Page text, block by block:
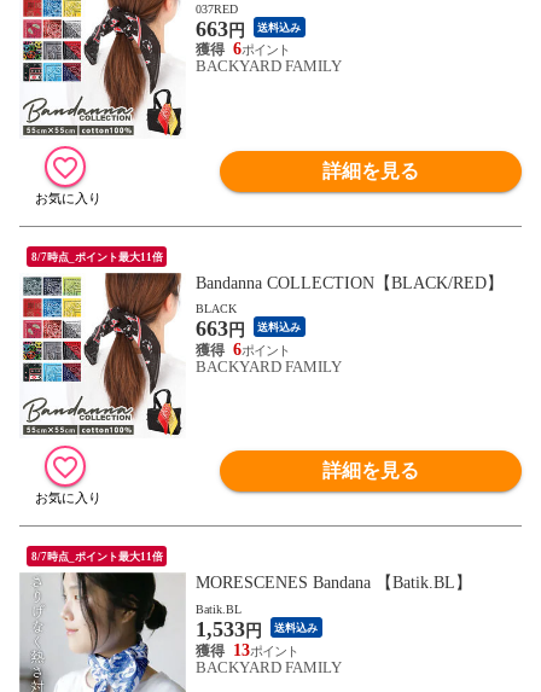
037RED
663円 送料込み
6
BACKYARD FAMILY
詳細を見る
8/7時点_ポイント最大11倍
Bandanna COLLECTION【BLACK/RED】
BLACK
663円 送料込み
6
BACKYARD FAMILY
詳細を見る
8/7時点_ポイント最大11倍
MORESCENES Bandana 【Batik.BL】
Batik.BL
1,533円 送料込み
13
BACKYARD FAMILY